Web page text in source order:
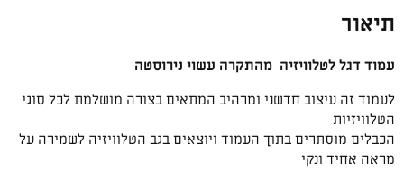
תיאור
עמוד דגל לטלוויזיה מהתקרה עשוי נירוסטה
לעמוד זה עיצוב חדשני ומרהיב המתאים בצורה מושלמת לכל סוגי
הטלוויזיות
הכבלים מוסתרים בתוך העמוד ויוצאים בגב הטלוויזיה לשמירה על
מראה אחיד ונקי